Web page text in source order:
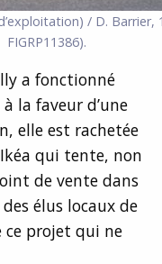
/ D. Barrier,
FIGRP11386).
a fonctionné
la faveur d’une
elle est rachetée
qui tente, non
de vente dans
élus locaux de
ce projet qui ne